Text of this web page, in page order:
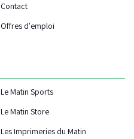
Contact
Offres d'emploi
Le Matin Sports
Le Matin Store
Les Imprimeries du Matin